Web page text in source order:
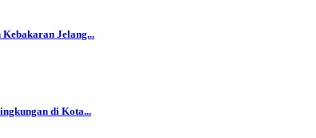
Jelang...
di Kota...